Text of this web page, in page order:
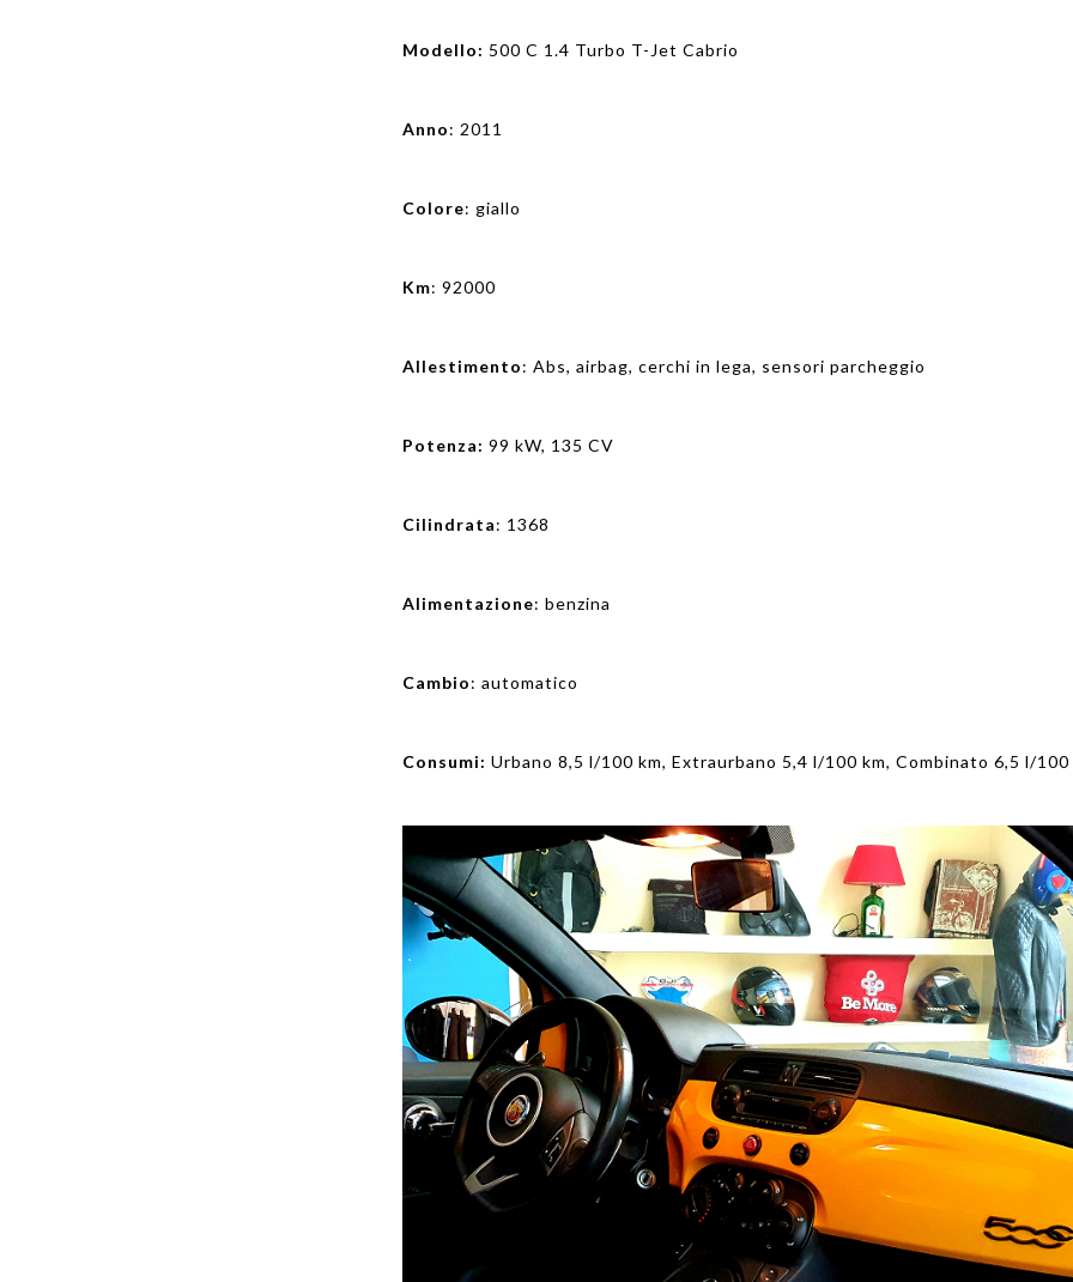
Modello: 500 C 1.4 Turbo T-Jet Cabrio
Anno: 2011
Colore: giallo
Km: 92000
Allestimento: Abs, airbag, cerchi in lega, sensori parcheggio
Potenza:99 kW, 135 CV
Cilindrata: 1368
Alimentazione: benzina
Cambio: automatico
Consumi:Urbano 8,5 l/100 km, Extraurbano 5,4 l/100 km, Combinato 6,5 l/100